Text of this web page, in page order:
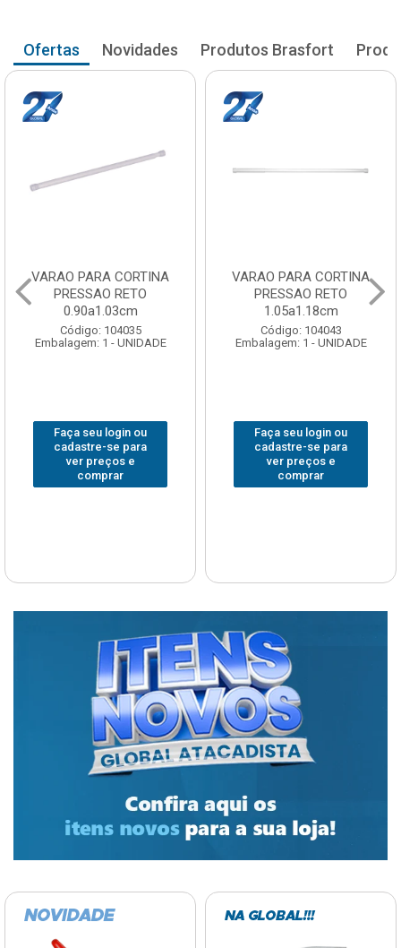
Ofertas Novidades Produtos Brasfort
VARAO PARA CORTINA
PRESSAO RETO
0.90a1.03cm
Código: 104035
Embalagem: 1 - UNIDADE
Faça seu login ou
cadastre-se para
ver preços e
comprar
VARAO PARA CORTINA
PRESSAO RETO
1.05a1.18cm
Código: 104043
Embalagem: 1 - UNIDADE
Faça seu login ou
cadastre-se para
ver preços e
comprar